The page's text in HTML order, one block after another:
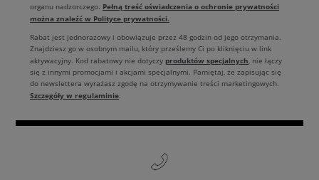
organu nadzorczego. Pełną treść oświadczenia o ochronie prywatności
można znaleźć w Polityce prywatności.
Rabat jest jednorazowy i obowiązuje przez 48 godzin od jego otrzymania.
Znajdziesz go w osobnym mailu, który prześlemy Ci po kliknięciu w link
aktywacyjny. Kod rabatowy nie dotyczy produktów specjalnych, nie łączy
się z innymi promocjami i akcjami specjalnymi. Pamiętaj, że zapisując się
do newslettera wyrażasz zgodę na otrzymywanie treści marketingowych.
Szczegóły w regulaminie.